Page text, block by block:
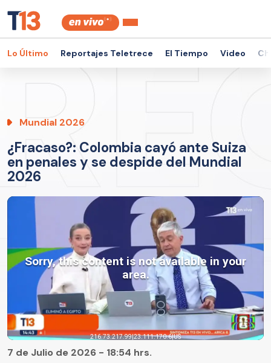
Lo Último Reportajes Teletrece El Tiempo Video
Mundial 2026
¿Fracaso?: Colombia cayó ante Suiza
en penales y se despide del Mundial
2026
7 de Julio de 2026 - 18:54 hrs.